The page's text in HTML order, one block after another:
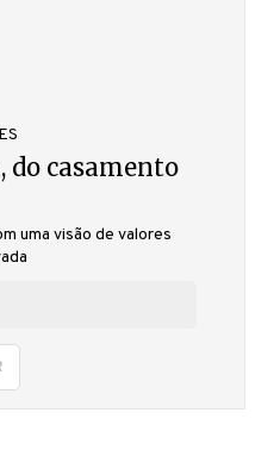
do casamento
uma visão de valores